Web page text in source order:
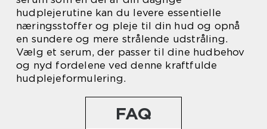
hudplejerutine kan du levere essentielle
næringsstoffer og pleje til din hud og opnå
en sundere og mere strålende udstråling.
Vælg et serum, der passer til dine hudbehov
og nyd fordelene ved denne kraftfulde
hudplejeformulering.
FAQ